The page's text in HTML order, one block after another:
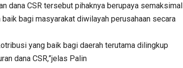
dana CSR tersebut pihaknya berupaya semaksimal
bagi masyarakat diwilayah perusahaan secara
yang baik bagi daerah terutama dilingkup
dana CSR,”jelas Palin